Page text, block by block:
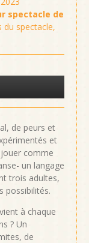
spectacle de
du spectacle,
de peurs et
et
comme
un langage
trois adultes,
possibilités.
à chaque
? Un
de